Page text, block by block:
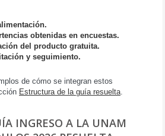
obtenidas en encuestas.
del producto gratuita.
y seguimiento.
de cómo se integran estos
Estructura de la guía resuelta
INGRESO A LA UNAM